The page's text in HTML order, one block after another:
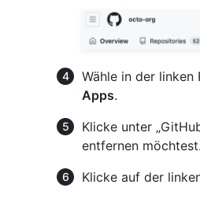
Wähle in der linken
Apps.
Klicke unter
entfernen möchtest.
Klicke auf der